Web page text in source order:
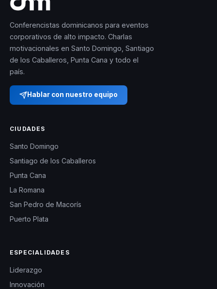
Conferencistas dominicanos para eventos
corporativos de alto impacto. Charlas
motivacionales en Santo Domingo, Santiago
de los Caballeros, Punta Cana y todo el
país.
Hablar con nuestro equipo
CIUDADES
Santo Domingo
Santiago de los Caballeros
Punta Cana
La Romana
San Pedro de Macorís
Puerto Plata
ESPECIALIDADES
Liderazgo
Innovación